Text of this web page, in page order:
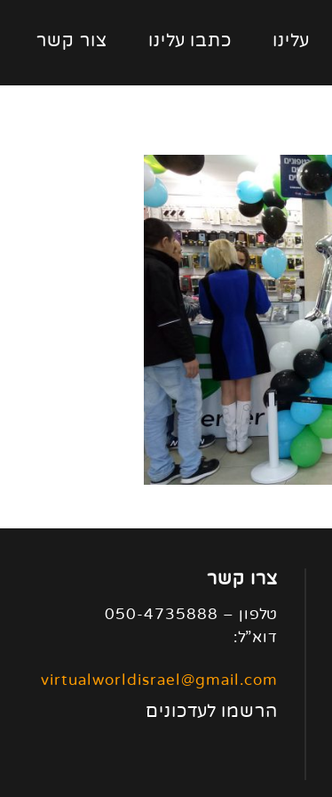
עלינו כתבו עלינו צור קשר
צרו קשר
טלפון – 050-4735888
דוא”ל:
virtualworldisrael@gmail.com
הרשמו לעדכונים